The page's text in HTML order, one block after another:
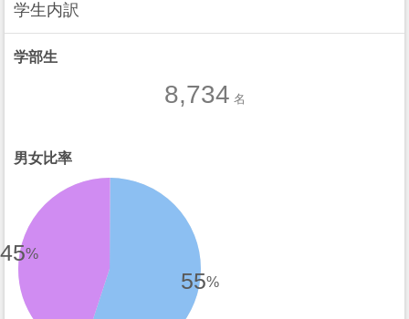
学生内訳
学部生
8,734 名
男女比率
55%
45%